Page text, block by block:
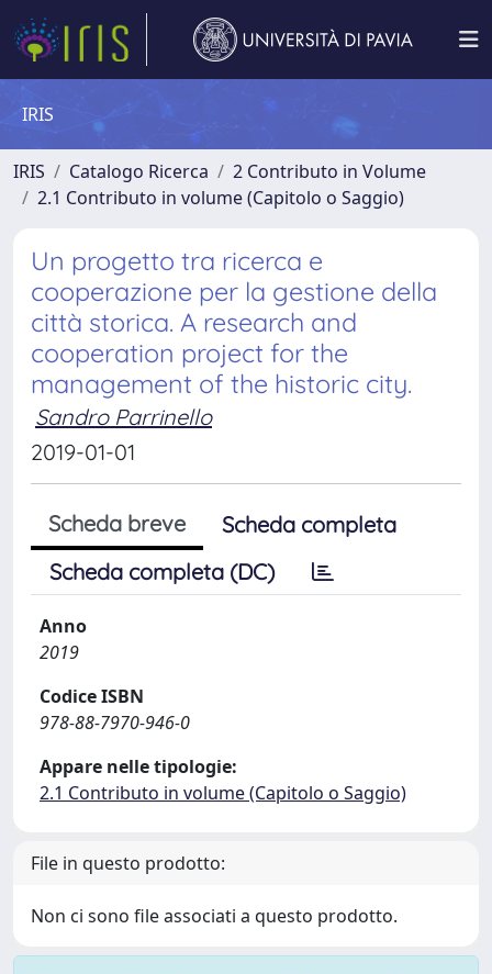
IRIS
IRIS Catalogo Ricerca
2 Contributo in Volume
2.1 Contributo in volume (Capitolo o Saggio)
Un progetto tra ricerca e
cooperazione per la gestione della
città storica. A research and
cooperation project for the
management of the historic city.
Sandro Parrinello
2019-01-01
Scheda breve
Scheda completa
Scheda completa (DC)
Anno
2019
Codice ISBN
978-88-7970-946-0
Appare nelle tipologie:
2.1 Contributo in volume (Capitolo o Saggio)
File in questo prodotto:
Non ci sono file associati a questo prodotto.